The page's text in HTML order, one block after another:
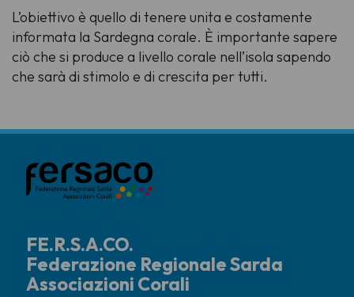
L’obiettivo è quello di tenere unita e costamente
informata la Sardegna corale. È importante sapere
ciò che si produce a livello corale nell’isola sapendo
che sarà di stimolo e di crescita per tutti.
FE.R.S.A.CO.
Federazione Regionale Sarda
Associazioni Corali